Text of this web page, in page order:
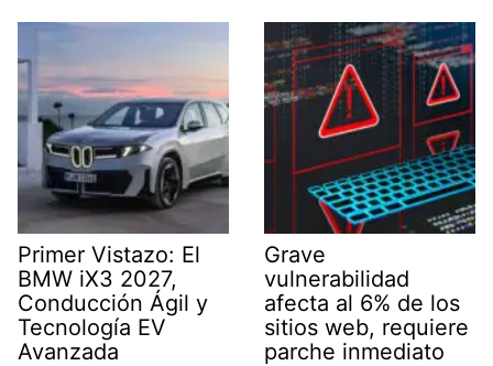
Primer Vistazo: El
BMW iX3 2027,
Conducción Ágil y
Tecnología EV
Avanzada
Grave
vulnerabilidad
afecta al 6% de los
sitios web, requiere
parche inmediato